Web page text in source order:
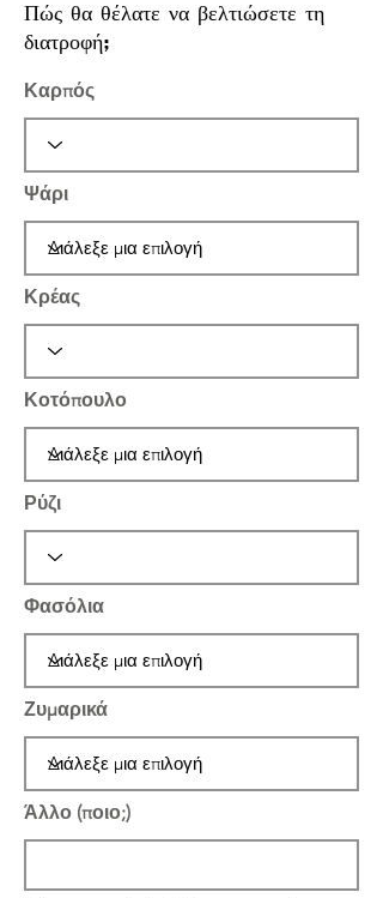
Πώς θα θέλατε να βελτιώσετε τη
διατροφή;
Καρπός
Ψάρι
Κρέας
Κοτόπουλο
Ρύζι
Φασόλια
Ζυμαρικά
Άλλο (ποιο;)